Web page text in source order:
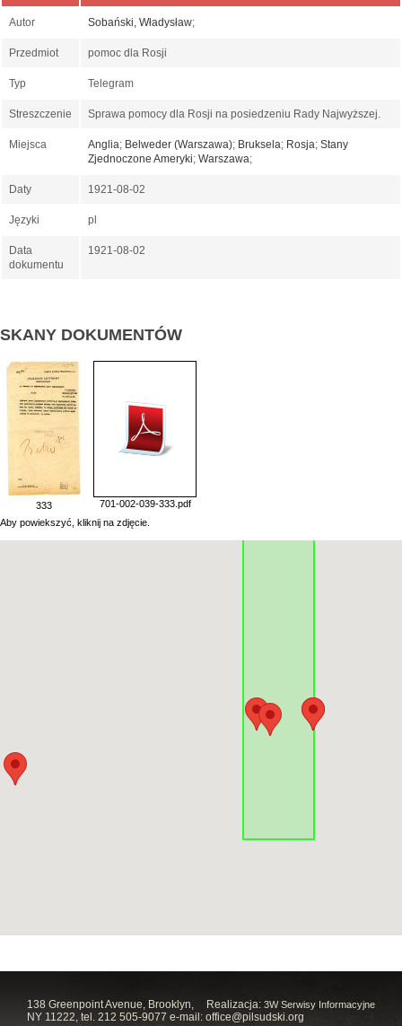
Autor Sobański, Władysław;
Przedmiot pomoc dla Rosji
Typ Telegram
Streszczenie Sprawa pomocy dla Rosji na posiedzeniu Rady Najwyższej.
Miejsca Anglia; Belweder (Warszawa); Bruksela; Rosja; Stany
Zjednoczone Ameryki; Warszawa;
Daty 1921-08-02
Języki pl
Data
dokumentu
1921-08-02
SKANY DOKUMENTÓW
333
701-002-039-333.pdf
Aby powiekszyć, kliknij na zdjęcie.
Realizacja: 3W Serwisy Informacyjne
138 Greenpoint Avenue, Brooklyn,
NY 11222, tel. 212 505-9077 e-mail: office@pilsudski.org